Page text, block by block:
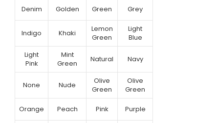
Denim Golden Green Grey
Indigo Khaki
Lemon
Green
Light
Blue
Light
Pink
Mint
Green
Natural Navy
None Nude
Olive
Green
Olive
Green
Orange Peach Pink Purple